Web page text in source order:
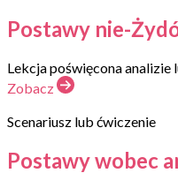
Postawy nie-
Lekcja poświęcona
Zobacz
Scenariusz lub ćwiczenie
Postawy wobec